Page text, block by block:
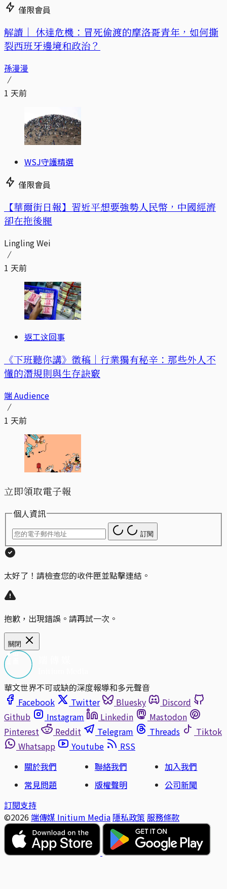
僅限會員
解讀｜ 休達危機：冒死偷渡的摩洛哥青年，如何撕
裂西班牙邊境和政治？
孫漫漫
1 天前
WSJ守護精選
僅限會員
【華爾街日報】習近平想要強勢人民幣，中國經濟
卻在拖後腿
Lingling Wei
1 天前
返工这回事
《下班聽你講》徵稿｜行業獨有秘辛：那些外人不
懂的潛規則與生存訣竅
端 Audience
1 天前
立即領取電子報
個人資訊
訂閱
太好了！請檢查您的收件匣並點擊連結。
抱歉，出現錯誤。請再試一次。
關閉
華文世界不可或缺的深度報導和多元聲音
Facebook
Twitter Bluesky
Discord
Github
Instagram Linkedin
Mastodon
Pinterest
Reddit Telegram Threads
Tiktok
Whatsapp
Youtube
RSS
關於我們
聯絡我們
加入我們
常見問題
版權聲明
公司新聞
訂閱支持
©2026 端傳媒 Initium Media 隱私政策 服務條款